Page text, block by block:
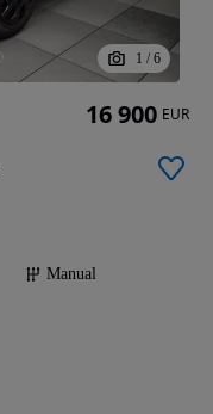
1 / 6
Manual
16 900 EUR